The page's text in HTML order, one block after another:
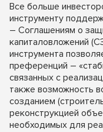
Все больше
инструменту
– Соглашениям о
капиталовложений
инструмента
преференций –
связанных с
также возможность
созданием
реконструкцией
необходимых для